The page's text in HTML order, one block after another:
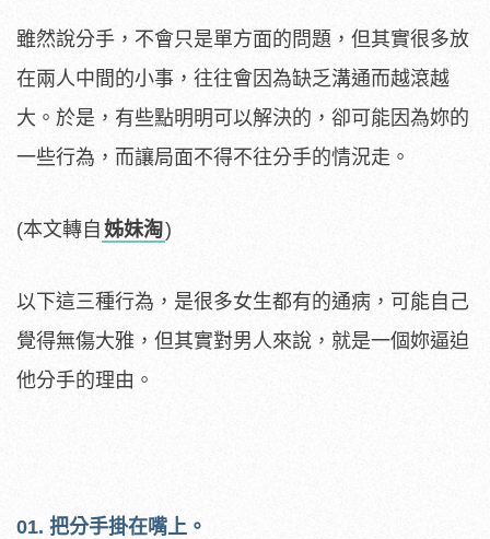
雖然說分手，不會只是單方面的問題，但其實很多放
在兩人中間的小事，往往會因為缺乏溝通而越滾越
大。於是，有些點明明可以解決的，卻可能因為妳的
一些行為，而讓局面不得不往分手的情況走。
(本文轉自 姊妹淘)
以下這三種行為，是很多女生都有的通病，可能自己
覺得無傷大雅，但其實對男人來說，就是一個妳逼迫
他分手的理由。
01. 把分手掛在嘴上。